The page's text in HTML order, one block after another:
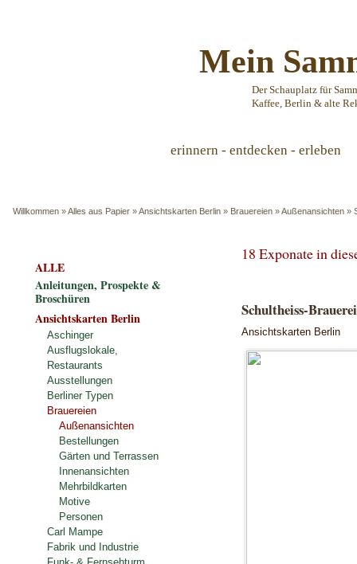
Mein
Der Schauplatz für
Kaffee, Berlin & alte
erinnern - entdecken - erleben
Willkommen »Alles aus Papier »Ansichtskarten Berlin » Brauereien »Außenansichten »
18 Exponate in
Schultheiss-
Ansichtskarten Berlin
ALLE
Anleitungen, Prospekte &
Broschüren
Ansichtskarten Berlin
Aschinger
Ausflugslokale,
Restaurants
Ausstellungen
Berliner Typen
Brauereien
Außenansichten
Bestellungen
Gärten und Terrassen
Innenansichten
Mehrbildkarten
Motive
Personen
Carl Mampe
Fabrik und Industrie